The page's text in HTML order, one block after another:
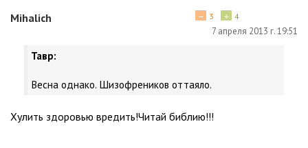
Mihalich + 4
− 3
7 апреля 2013 г. 19:51
Тавр:
Весна однако. Шизофреников оттаяло.
Xулить здоровью вредить!Читай библию!!!